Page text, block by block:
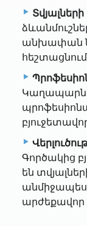
անխափան
Գործակից
են
անմիջապես